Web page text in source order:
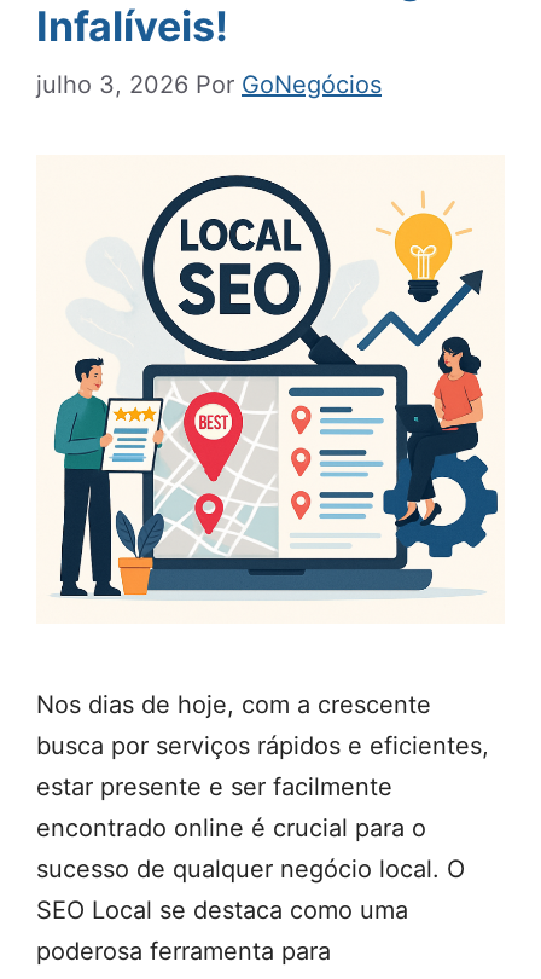
Infalíveis!
julho 3, 2026 Por GoNegócios
Nos dias de hoje, com a crescente
busca por serviços rápidos e eficientes,
estar presente e ser facilmente
encontrado online é crucial para o
sucesso de qualquer negócio local. O
SEO Local se destaca como uma
poderosa ferramenta para